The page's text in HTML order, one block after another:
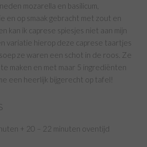
mozarella en basilicum,
en op smaak gebracht met zout en
kan ik caprese spiesjes niet aan mijn
variatie hierop deze caprese taartjes
ze waren een schot in de roos. Ze
te maken en met maar 5 ingrediënten
een heerlijk bijgerecht op tafel!
+ 20 – 22 minuten oventijd